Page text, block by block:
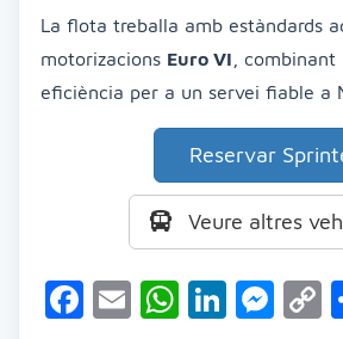
La flota treballa amb estàndards
motorizacions Euro VI ,
eficiència per a un servei fiable a
Reservar
Veure altres
Facebook
Email